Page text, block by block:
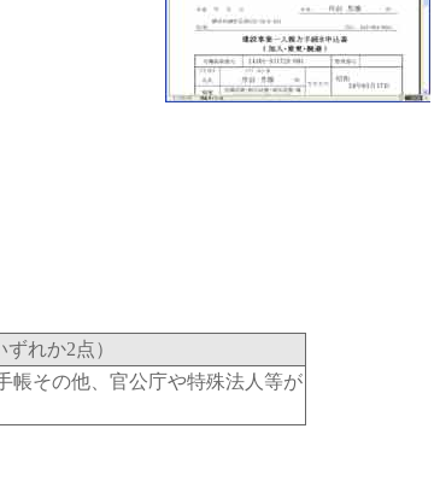
れか2点）
帳その他、官公庁や特殊法人等が